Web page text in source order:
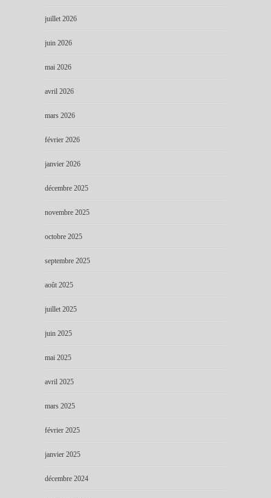
juillet 2026
juin 2026
mai 2026
avril 2026
mars 2026
février 2026
janvier 2026
décembre 2025
novembre 2025
octobre 2025
septembre 2025
août 2025
juillet 2025
juin 2025
mai 2025
avril 2025
mars 2025
février 2025
janvier 2025
décembre 2024